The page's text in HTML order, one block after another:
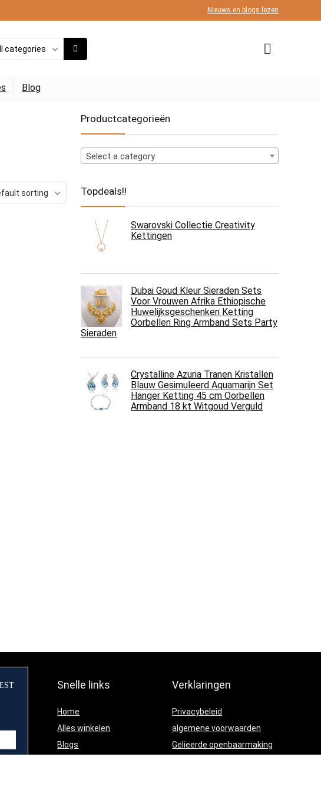
Nieuws en blogs lezen
categories
Blog
sorting
Productcategorieën
Select a category
Topdeals!!
Swarovski Collectie Creativity
Kettingen
Dubai Goud Kleur Sieraden Sets
Voor Vrouwen Afrika Ethiopische
Huwelijksgeschenken Ketting
Oorbellen Ring Armband Sets Party
Sieraden
Crystalline Azuria Tranen Kristallen
Blauw Gesimuleerd Aquamarijn Set
Hanger Ketting 45 cm Oorbellen
Armband 18 kt Witgoud Verguld
Snelle links
Home
Alles winkelen
Blogs
Verklaringen
Privacybeleid
algemene voorwaarden
Gelieerde openbaarmaking